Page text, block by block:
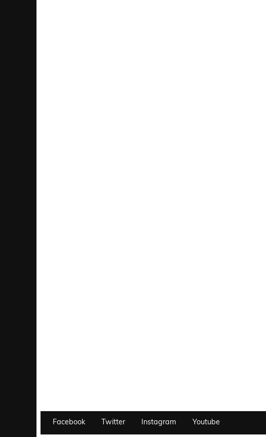
Facebook Twitter Instagram Youtube